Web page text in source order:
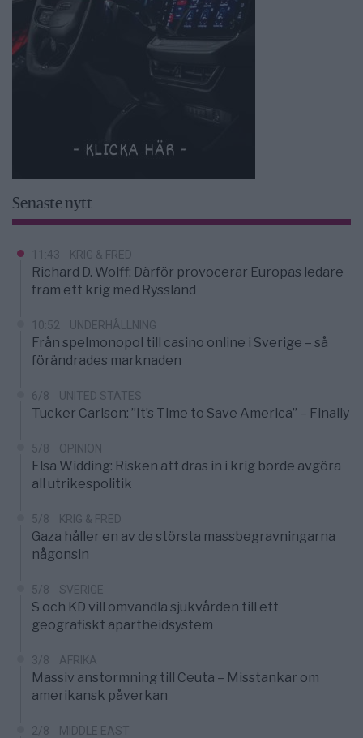
Senaste nytt
11:43 KRIG & FRED
Richard D. Wolff: Därför provocerar Europas ledare
fram ett krig med Ryssland
10:52 UNDERHÅLLNING
Från spelmonopol till casino online i Sverige – så
förändrades marknaden
6/8 UNITED STATES
Tucker Carlson: ”It’s Time to Save America” – Finally
5/8 OPINION
Elsa Widding: Risken att dras in i krig borde avgöra
all utrikespolitik
5/8 KRIG & FRED
Gaza håller en av de största massbegravningarna
någonsin
5/8 SVERIGE
S och KD vill omvandla sjukvården till ett
geografiskt apartheidsystem
3/8 AFRIKA
Massiv anstormning till Ceuta – Misstankar om
amerikansk påverkan
2/8 MIDDLE EAST